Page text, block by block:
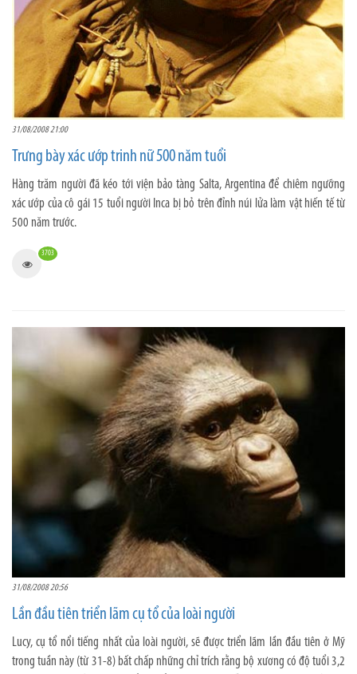
31/08/2008 21:00
Trưng bày xác ướp trinh nữ 500 năm tuổi
Hàng trăm người đã kéo tới viện bảo tàng Salta, Argentina để chiêm ngưỡng
xác ướp của cô gái 15 tuổi người Inca bị bỏ trên đỉnh núi lửa làm vật hiến tế từ
500 năm trước.
3703
31/08/2008 20:56
Lần đầu tiên triển lãm cụ tổ của loài người
Lucy, cụ tổ nổi tiếng nhất của loài người, sẽ được triển lãm lần đầu tiên ở Mỹ
trong tuần này (từ 31-8) bất chấp những chỉ trích rằng bộ xương có độ tuổi 3,2